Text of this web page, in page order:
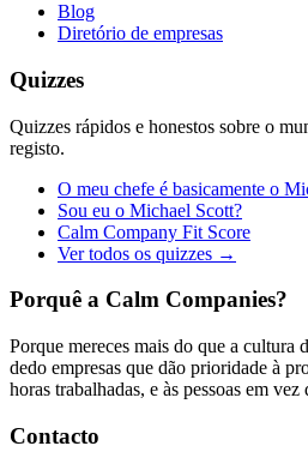
Blog
Diretório de empresas
Quizzes
Quizzes rápidos e honestos sobre o
registo.
O meu chefe é basicamente o
Sou eu o Michael Scott?
Calm Company Fit Score
Ver todos os quizzes →
Porquê a Calm Companies?
Porque mereces mais do que a cultura
dedo empresas que dão prioridade à
horas trabalhadas, e às pessoas em vez
Contacto